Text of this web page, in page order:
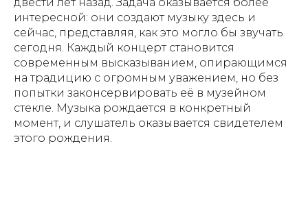
интересной: они создают музыку здесь и
сейчас, представляя, как это могло бы звучать
сегодня. Каждый концерт становится
современным высказыванием, опирающимся
на традицию с огромным уважением, но без
попытки законсервировать её в музейном
стекле. Музыка рождается в конкретный
момент, и слушатель оказывается свидетелем
этого рождения.